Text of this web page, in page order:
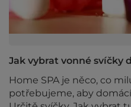
Jak vybrat vonné svíčky
Home SPA je něco, co
potřebujeme, aby